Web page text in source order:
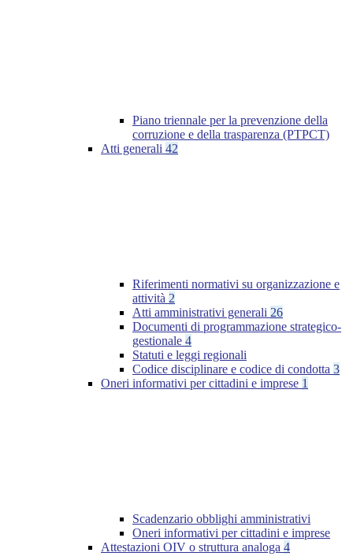
Piano triennale per la prevenzione della
corruzione e della trasparenza (PTPCT)
Atti generali 42
Riferimenti normativi su organizzazione e
attività 2
Atti amministrativi generali 26
Documenti di programmazione strategico-
gestionale 4
Statuti e leggi regionali
Codice disciplinare e codice di condotta 3
Oneri informativi per cittadini e imprese 1
Scadenzario obblighi amministrativi
Oneri informativi per cittadini e imprese
Attestazioni OIV o struttura analoga 4